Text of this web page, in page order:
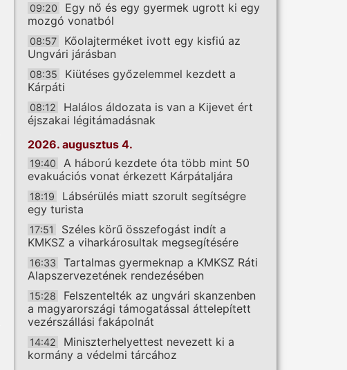
09:20
Egy nő és egy gyermek ugrott ki egy
mozgó vonatból
08:57
Kőolajterméket ivott egy kisfiú az
Ungvári járásban
08:35
Kiütéses győzelemmel kezdett a
Kárpáti
08:12
Halálos áldozata is van a Kijevet ért
éjszakai légitámadásnak
2026. augusztus 4.
19:40
A háború kezdete óta több mint 50
evakuációs vonat érkezett Kárpátaljára
18:19
Lábsérülés miatt szorult segítségre
egy turista
17:51
Széles körű összefogást indít a
KMKSZ a viharkárosultak megsegítésére
16:33
Tartalmas gyermeknap a KMKSZ Ráti
Alapszervezetének rendezésében
15:28
Felszentelték az ungvári skanzenben
a magyarországi támogatással áttelepített
vezérszállási fakápolnát
14:42
Miniszterhelyettest nevezett ki a
kormány a védelmi tárcához